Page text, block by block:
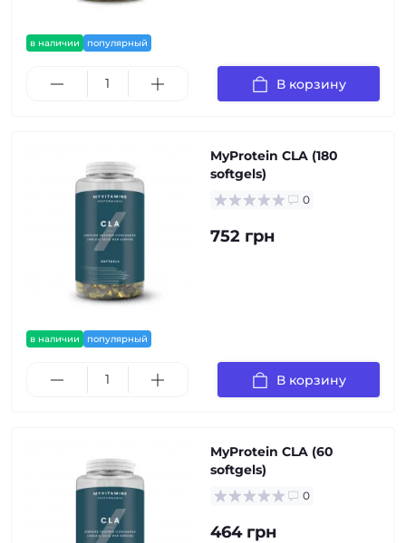
в наличии популярный
В корзину
в наличии популярный
MyProtein CLA (180
softgels)
0
752 грн
В корзину
MyProtein CLA (60
softgels)
0
464 грн